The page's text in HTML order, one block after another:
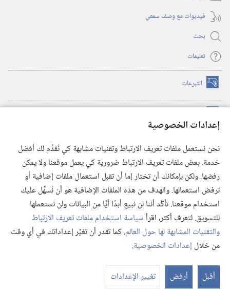
إعدادات الخصوصية
نحن نستعمل ملفات تعريف الارتباط وتقنيات مشابهة كي نُقدِّم لك أفضل
خدمة. بعض ملفات تعريف الارتباط ضرورية كي يعمل موقعنا ولا يمكن
رفضها. ولكن بإمكانك أن تختار إما أن تقبل استعمال ملفات إضافية أو
ترفض استعمالها. والهدف من هذه الملفات الإضافية هو أن نُسهِّل عليك
استخدام موقعنا. تأكَّد أننا لن نبيع أبدًا أيًّا من البيانات ولن نستعملها
للتسويق. لتعرف أكثر، اقرأسياسة استخدام ملفات تعريف الارتباط
والتقنيات المشابهة لها حول العالم. كما تقدر أن تغيِّر إعداداتك في أي وقت
من خلال إعدادات الخصوصية.
أقبل أرفض تغيير الإعدادات
فيديوات مع وصف سمعي
بحث
تعليمات
التبرعات (يفتح
نافذة
(يفتح
نافذة
(يفتح
نافذة
جديدة) تطبيق ®
JW Library
مكتبة برج المراقبة
© 2026 .Watch Tower Bible and Tract Society of Pennsylvania